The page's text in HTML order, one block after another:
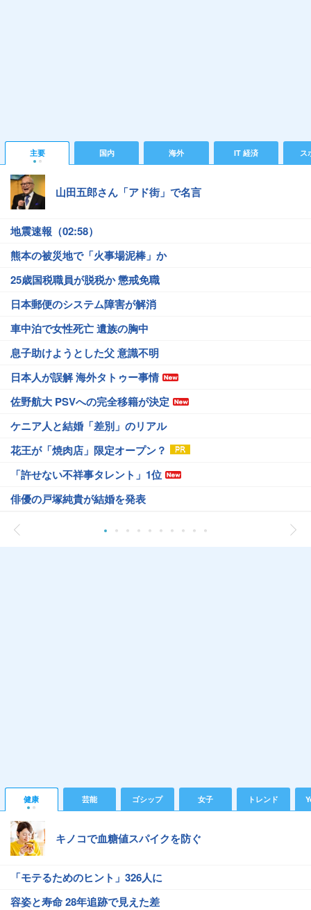
主要 国内 海外 IT 経済 ス
山田五郎さん「アド街」で名言
地震速報（02:58）
熊本の被災地で「火事場泥棒」か
25歳国税職員が脱税か 懲戒免職
日本郵便のシステム障害が解消
車中泊で女性死亡 遺族の胸中
息子助けようとした父 意識不明
日本人が誤解 海外タトゥー事情
佐野航大 PSVへの完全移籍が決定
ケニア人と結婚「差別」のリアル
花王が「焼肉店」限定オープン？
「許せない不祥事タレント」1位
俳優の戸塚純貴が結婚を発表
健康 芸能 ゴシップ 女子 トレンド
キノコで血糖値スパイクを防ぐ
「モテるためのヒント」326人に
容姿と寿命 28年追跡で見えた差